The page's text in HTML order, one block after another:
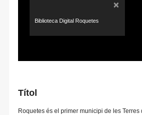
×
Biblioteca Digital Roquetes
Títol
Roquetes és el primer municipi de les Terres